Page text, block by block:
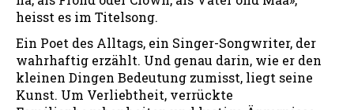
heisst es im Titelsong.
Ein Poet des Alltags, ein Singer-Songwriter, der
wahrhaftig erzählt. Und genau darin, wie er den
kleinen Dingen Bedeutung zumisst, liegt seine
Kunst. Um Verliebtheit, verrückte